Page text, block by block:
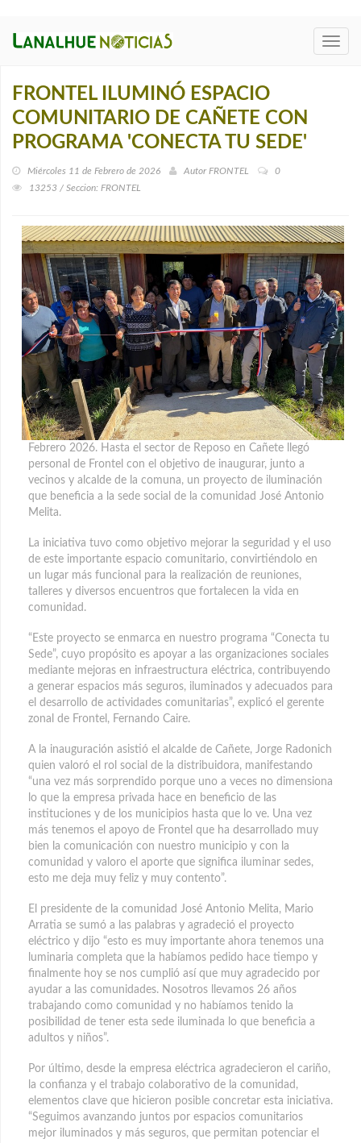
FRONTEL ILUMINÓ ESPACIO
COMUNITARIO DE CAÑETE CON
PROGRAMA 'CONECTA TU SEDE'
Miércoles 11 de Febrero de 2026 Autor FRONTEL
0
13253 / Seccion: FRONTEL
Febrero 2026. Hasta el sector de Reposo en Cañete llegó
personal de Frontel con el objetivo de inaugurar, junto a
vecinos y alcalde de la comuna, un proyecto de iluminación
que beneficia a la sede social de la comunidad José Antonio
Melita.
La iniciativa tuvo como objetivo mejorar la seguridad y el uso
de este importante espacio comunitario, convirtiéndolo en
un lugar más funcional para la realización de reuniones,
talleres y diversos encuentros que fortalecen la vida en
comunidad.
“Este proyecto se enmarca en nuestro programa “Conecta tu
Sede”, cuyo propósito es apoyar a las organizaciones sociales
mediante mejoras en infraestructura eléctrica, contribuyendo
a generar espacios más seguros, iluminados y adecuados para
el desarrollo de actividades comunitarias”, explicó el gerente
zonal de Frontel, Fernando Caire.
A la inauguración asistió el alcalde de Cañete, Jorge Radonich
quien valoró el rol social de la distribuidora, manifestando
“una vez más sorprendido porque uno a veces no dimensiona
lo que la empresa privada hace en beneficio de las
instituciones y de los municipios hasta que lo ve. Una vez
más tenemos el apoyo de Frontel que ha desarrollado muy
bien la comunicación con nuestro municipio y con la
comunidad y valoro el aporte que significa iluminar sedes,
esto me deja muy feliz y muy contento”.
El presidente de la comunidad José Antonio Melita, Mario
Arratia se sumó a las palabras y agradeció el proyecto
eléctrico y dijo “esto es muy importante ahora tenemos una
luminaria completa que la habíamos pedido hace tiempo y
finalmente hoy se nos cumplió así que muy agradecido por
ayudar a las comunidades. Nosotros llevamos 26 años
trabajando como comunidad y no habíamos tenido la
posibilidad de tener esta sede iluminada lo que beneficia a
adultos y niños”.
Por último, desde la empresa eléctrica agradecieron el cariño,
la confianza y el trabajo colaborativo de la comunidad,
elementos clave que hicieron posible concretar esta iniciativa.
“Seguimos avanzando juntos por espacios comunitarios
mejor iluminados y más seguros, que permitan potenciar el